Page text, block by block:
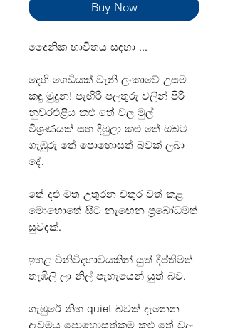
Buy Now
දෛනික භාවිතය සඳහා ...
දෙහි ගෙඩියක් වැනි ලංකාවේ උසම
කඳු මුදුන! පැඟිරි පලතුරු වලින් පිරි
නුවරඑළිය කළු තේ වල මුල්
මිශ්‍රණයක් සහ දිඹුලා කළු තේ ඔබට
ගැඹුරු තේ පොහොසත් බවක් ලබා
දේ.
තේ දළු මත උතුරන වතුර වත් කළ
මොහොතේ සිට නැඟෙන ප්‍රබෝධමත්
සුවඳක්.
ඉහළ විනිවිදභාවයකින් යුත් දීප්තිමත්
තැඹිලි ලා නිල් පැහැයෙන් යුත් බව.
ගැඹුරේ නිහ quiet බවක් දැනෙන
දැවමය පොහොසත්කම කළු තේ වල